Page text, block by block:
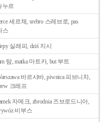
누르
세르체, srebro 스레브로, pas
스
실레피, dziś 지시
탐, matka 마트카, but 부트
바르샤바, piwnica 피브니차,
크레프
자메크, zbrodnia 즈브로드니아,
비부스